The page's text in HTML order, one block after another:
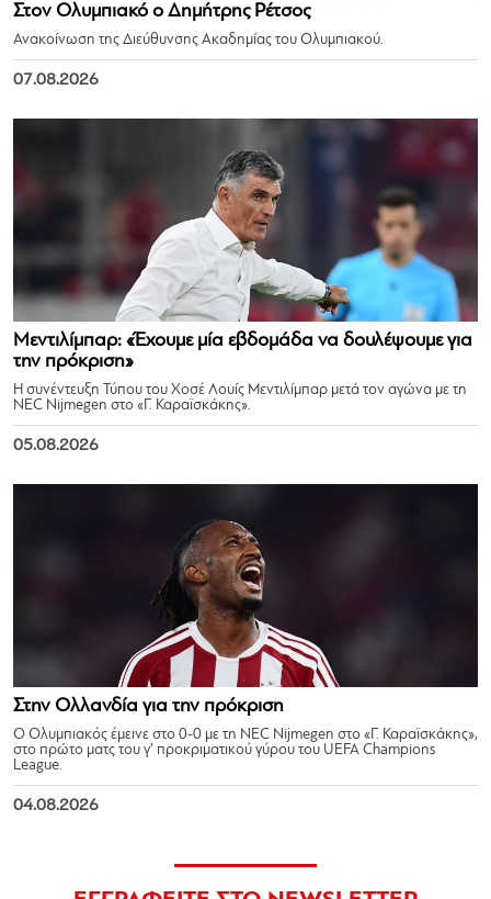
Στον Ολυμπιακό ο Δημήτρης Ρέτσος
Ανακοίνωση της Διεύθυνσης Ακαδημίας του Ολυμπιακού.
07.08.2026
Μεντιλίμπαρ: «Έχουμε μία εβδομάδα να δουλέψουμε για
την πρόκριση»
Η συνέντευξη Τύπου του Χοσέ Λουίς Μεντιλίμπαρ μετά τον αγώνα με τη
NEC Nijmegen στο «Γ. Καραϊσκάκης».
05.08.2026
Στην Ολλανδία για την πρόκριση
Ο Ολυμπιακός έμεινε στο 0-0 με τη NEC Nijmegen στο «Γ. Καραϊσκάκης»,
στο πρώτο ματς του γ’ προκριματικού γύρου του UEFA Champions
League.
04.08.2026